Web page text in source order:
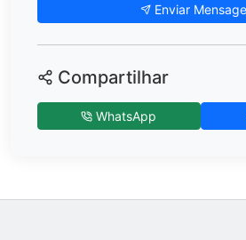
Enviar
Compartilhar
WhatsApp